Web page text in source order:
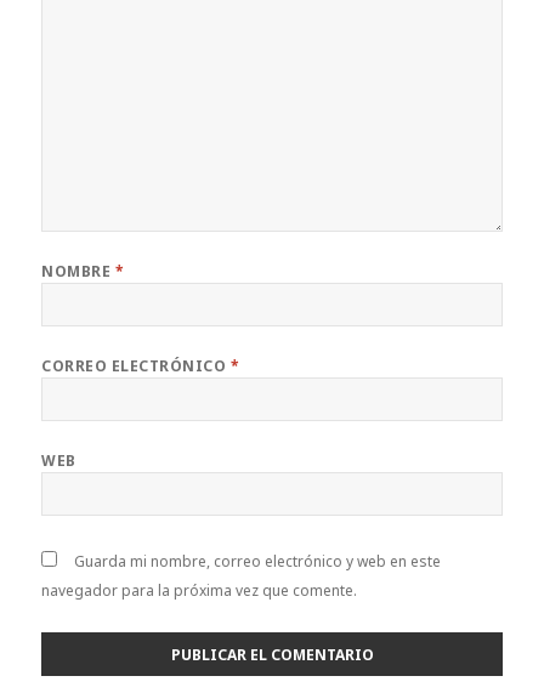
NOMBRE *
CORREO ELECTRÓNICO *
WEB
Guarda mi nombre, correo electrónico y web en este
navegador para la próxima vez que comente.